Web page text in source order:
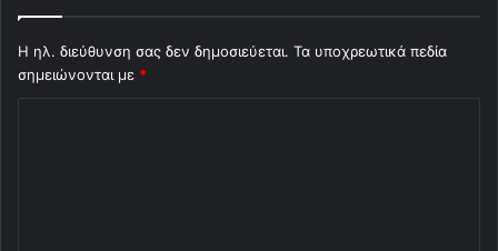
Η ηλ. διεύθυνση σας δεν δημοσιεύεται. Τα υποχρεωτικά πεδία
σημειώνονται με *